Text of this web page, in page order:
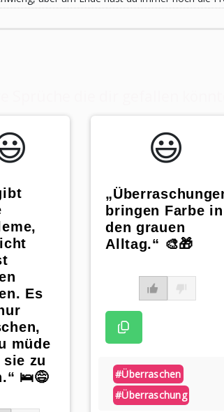
Es
müde
zu
🛌😅
😃️
bringen Farbe in
den grauen
Alltag.“ 🎨🎁
#überraschen
#überraschung